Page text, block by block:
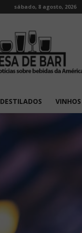
sábado, 8 agosto, 2026
DESTILADOS VINHOS